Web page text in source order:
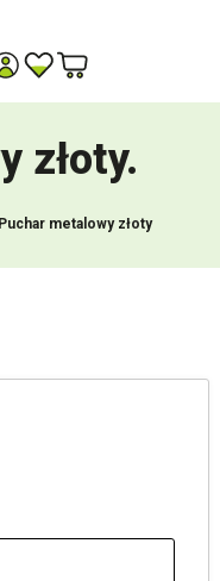
złoty.
Puchar metalowy złoty